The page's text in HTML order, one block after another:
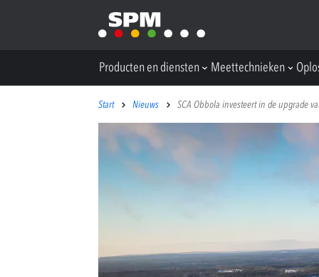
Producten en diensten Meettechnieken
Start Nieuws SCA Obbola investeert in de upgrade